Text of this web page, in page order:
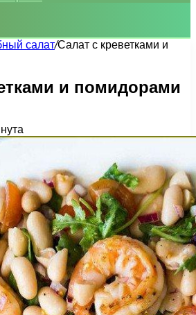
салат/Салат с креветками и
и помидорами